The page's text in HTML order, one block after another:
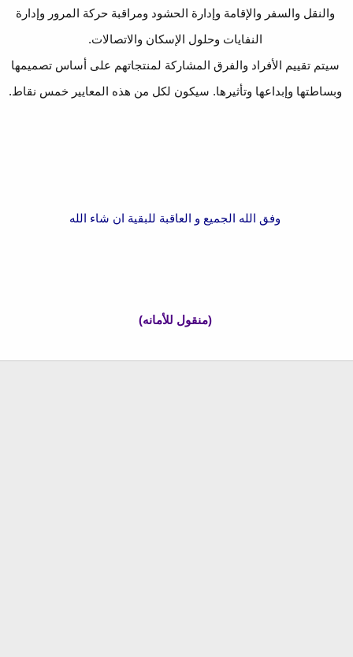
والنقل والسفر والإقامة وإدارة الحشود ومراقبة حركة المرور وإدارة
النفايات وحلول الإسكان والاتصالات.
سيتم تقييم الأفراد والفرق المشاركة لمنتجاتهم على أساس تصميمها
وبساطتها وإبداعها وتأثيرها. سيكون لكل من هذه المعايير خمس نقاط.
وفق الله الجميع و العاقبة للبقية ان شاء الله
(منقول للأمانه)